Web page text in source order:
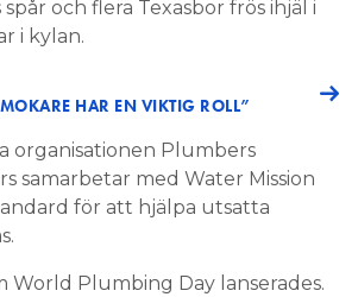
och flera Texasbor frös ihjäl i
i kylan.
HAR EN VIKTIG ROLL”
organisationen Plumbers
samarbetar med Water Mission
för att hjälpa utsatta
World Plumbing Day lanserades.